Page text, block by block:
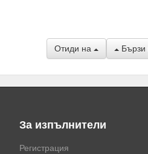
Отиди на Бързи
За изпълнители
Регистрация